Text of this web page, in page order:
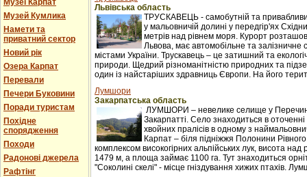
Музеї Карпат
Музей Кумлика
Намети та
приватний сектор
Новий рік
Озера Карпат
Перевали
Печери Буковини
Поради туристам
Похідне
спорядження
Походи
Радонові джерела
Рафтінг
Львівська область
ТРУСКАВЕЦЬ - самобутній та
у мальовничій долині у передгір'ях
метрів над рівнем моря. Курорт
Львова, має автомобільне та залізничне
містами України. Трускавець – це затишний та
природи. Щедрий різноманітністю природних та
один із найстаріших здравниць Європи. На його
Лумшори
Закарпатська область
ЛУМШОРИ – невелике селище у
Закарпатті. Село знаходиться в оточенні
хвойних пралісів в одному з
Карпат – біля підніжжя Полонини
комплексом високогірних альпійських лук, висота над
1479 м, а площа займає 1100 га. Тут знаходиться
"Соколині скелі" - місце гніздування хижих птахів.